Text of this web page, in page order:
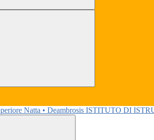
ISTITUTO DI